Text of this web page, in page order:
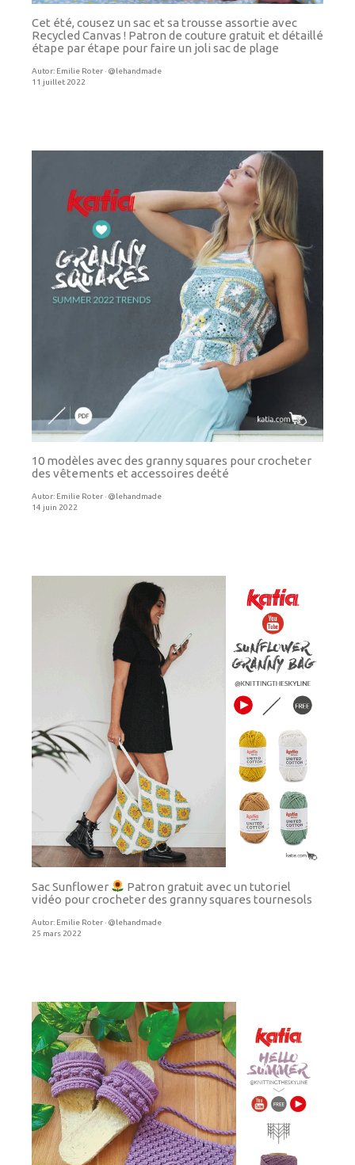
Cet été, cousez un sac et sa trousse assortie avec
Recycled Canvas ! Patron de couture gratuit et détaillé
étape par étape pour faire un joli sac de plage
Autor: Emilie Roter · @lehandmade
11 juillet 2022
10 modèles avec des granny squares pour crocheter
des vêtements et accessoires deété
Autor: Emilie Roter · @lehandmade
14 juin 2022
Sac Sunflower
Patron gratuit avec un tutoriel
vidéo pour crocheter des granny squares tournesols
Autor: Emilie Roter · @lehandmade
25 mars 2022